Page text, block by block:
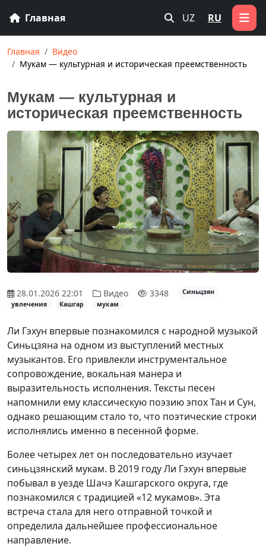
Главная UZ RU
Главная
Видео
Мукам — культурная и историческая преемственность
Мукам — культурная и
историческая преемственность
28.01.2026 22:01 Видео 3348
Синьцзян
увлечения
Кашгар мукам
Ли Гэхун впервые познакомился с народной музыкой
Синьцзяна на одном из выступлений местных
музыкантов. Его привлекли инструментальное
сопровождение, вокальная манера и
выразительность исполнения. Тексты песен
напомнили ему классическую поэзию эпох Тан и Сун,
однако решающим стало то, что поэтические строки
исполнялись именно в песенной форме.
Более четырех лет он последовательно изучает
синьцзянский мукам. В 2019 году Ли Гэхун впервые
побывал в уезде Шачэ Кашгарского округа, где
познакомился с традицией «12 мукамов». Эта
встреча стала для него отправной точкой и
определила дальнейшее профессиональное
направление.